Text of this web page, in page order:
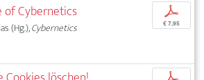
of Cybernetics
(Hg.),Cybernetics
p
€ 7,95